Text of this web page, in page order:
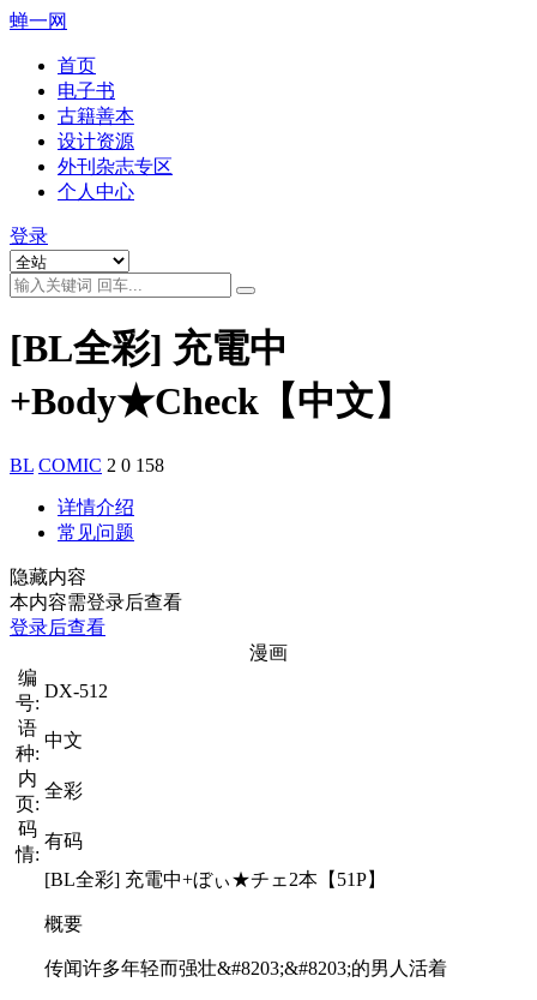
蝉一网
首页
电子书
古籍善本
设计资源
外刊杂志专区
个人中心
登录
[BL全彩] 充電中
+Body★Check【中文】
BL COMIC 2 0 158
详情介绍
常见问题
隐藏内容
本内容需登录后查看
登录后查看
漫画
编
号:
DX-512
语
种:
中文
内
页:
全彩
码
情:
有码
[BL全彩] 充電中+ぼぃ★チェ2本【51P】
概要
传闻许多年轻而强壮&#8203;&#8203;的男人活着